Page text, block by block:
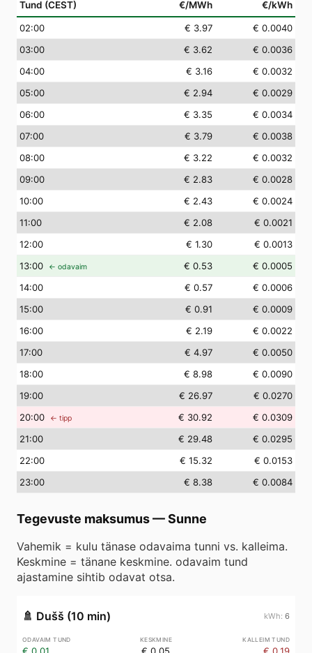
Tund (CEST) €/MWh €/kWh
02:00 € 3.97
€ 0.0040
03:00 € 3.62
€ 0.0036
04:00 € 3.16
€ 0.0032
05:00 € 2.94
€ 0.0029
06:00 € 3.35
€ 0.0034
07:00 € 3.79
€ 0.0038
08:00 € 3.22
€ 0.0032
09:00 € 2.83
€ 0.0028
10:00 € 2.43
€ 0.0024
11:00 € 2.08
€ 0.0021
12:00 € 1.30
€ 0.0013
13:00 ← odavaim € 0.53
€ 0.0005
14:00 € 0.57
€ 0.0006
15:00 € 0.91
€ 0.0009
16:00 € 2.19
€ 0.0022
17:00 € 4.97
€ 0.0050
18:00 € 8.98
€ 0.0090
19:00 € 26.97
€ 0.0270
20:00 ← tipp € 30.92
€ 0.0309
21:00 € 29.48
€ 0.0295
22:00 € 15.32
€ 0.0153
23:00 € 8.38 € 0.0084
Tegevuste maksumus—Sunne
Vahemik = kulu tänase odavaima tunni vs. kalleima.
Keskmine = tänane keskmine. odavaim tund
ajastamine sihtib odavat otsa.
🚿 Dušš (10 min) 6